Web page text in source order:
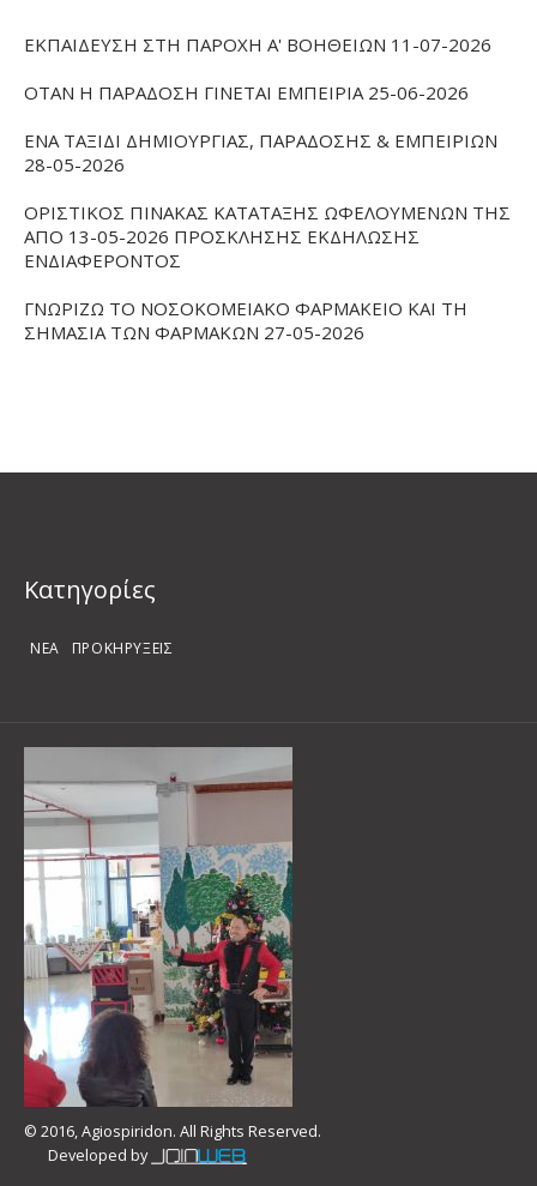
ΕΚΠΑΙΔΕΥΣΗ ΣΤΗ ΠΑΡΟΧΗ Α' ΒΟΗΘΕΙΩΝ 11-07-2026
ΟΤΑΝ Η ΠΑΡΑΔΟΣΗ ΓΙΝΕΤΑΙ ΕΜΠΕΙΡΙΑ 25-06-2026
ΕΝΑ ΤΑΞΙΔΙ ΔΗΜΙΟΥΡΓΙΑΣ, ΠΑΡΑΔΟΣΗΣ & ΕΜΠΕΙΡΙΩΝ
28-05-2026
ΟΡΙΣΤΙΚΟΣ ΠΙΝΑΚΑΣ ΚΑΤΑΤΑΞΗΣ ΩΦΕΛΟΥΜΕΝΩΝ ΤΗΣ
ΑΠΟ 13-05-2026 ΠΡΟΣΚΛΗΣΗΣ ΕΚΔΗΛΩΣΗΣ
ΕΝΔΙΑΦΕΡΟΝΤΟΣ
ΓΝΩΡΙΖΩ ΤΟ ΝΟΣΟΚΟΜΕΙΑΚΟ ΦΑΡΜΑΚΕΙΟ ΚΑΙ ΤΗ
ΣΗΜΑΣΙΑ ΤΩΝ ΦΑΡΜΑΚΩΝ 27-05-2026
Kατηγορίες
ΝΕΑ ΠΡΟΚΗΡΥΞΕΙΣ
© 2016, Agiospiridon. All Rights Reserved.
Developed by